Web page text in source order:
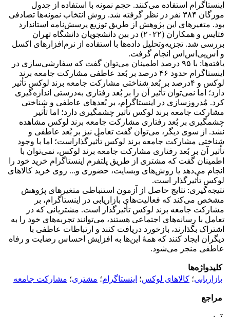
اینستاگرام استفاده می‌کنند. حجم نمونه با استفاده از جدول
مورگان ۳۸۴ نفر در نظر گرفته شد. روش انتخاب نمونه‌ها تصادفی
بود. متغیرهای این پژوهش از طریق توزیع پرسش‌نامه استاندارد
فتایس و همکاران (۲۰۲۲) در بین دانشجویان دانشگاه تهران
بررسی شد. تجزیه‌وتحلیل داده‌ها با استفاده از نرم‌افزارهای اکسل
و اس‌پی‌اس‌اس انجام گرفت.
یافته‌ها: با ۹۵ درصد اطمینان می‌توان گفت که سفارشی‌سازی در
اینستاگرام حدود ۴۶ درصد بر بُعد عاطفی مشارکت جامعه برند
لوکس و ۴درصد بر بُعد شناختی مشارکت جامعه برند لوکس تأثیر
دارد؛ اما نمی‌توان تأثیر آن را بر بُعد رفتاری به‌درستی اندازه‌گیری
کرد. مُدروزسازی در اینستاگرام، بر بُعدهای عاطفی و شناختی
مشارکت جامعه برند لوکس تأثیر چشمگیری دارد؛ اما تأثیر
چشمگیری بر بُعد رفتاری مشارکت جامعه برند لوکس مشاهده
نشد. از سوی دیگر، می‌توان گفت تعامل نیز بر بُعد عاطفی و
شناختی مشارکت جامعه برند لوکس تأثیرگذاراست؛ اما با وجود
تأثیر آن بر بُعد رفتاری مشارکت جامعه برند لوکس، نمی‌توان با
اطمینان گفت که مشتری از طریق پلتفرم اینستاگرام خرید خود را
انجام می‌دهد یا روش‌های وبسایت، حضوری و... روی خرید کالاهای
لوکس تأثیرگذار است.
نتیجه‌گیری: نتایج حاصل از آزمون استنباطی متغیرهای پژوهش
مشخص می‌کند که فعالیت‌های بازاریابی در اینستاگرام، بر
مشارکت جامعه برند لوکس تأثیرگذار است. مشتریانی که در
تعامل با رسانه‌های اجتماعی هستند، می‌توانند تجربه‌های خود را به
اشتراک بگذارند، بازخورد دریافت کنند و ارتباطات عاطفی با
دیگران ایجاد کنند که همۀ این‌ها به افزایش احساس رضایت و رفاه
عاطفی منجر می‌شود.
کلیدواژه‌ها
بازاریابی؛ کالاهای لوکس؛ اینستاگرام؛ مشتری؛ مشارکت جامعه
مراجع